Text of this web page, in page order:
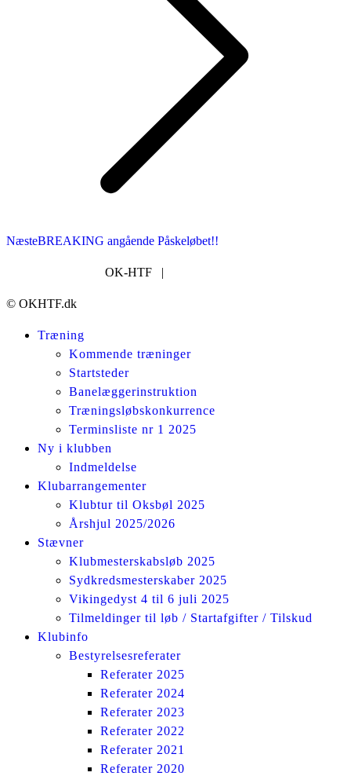
NæsteNæste
BREAKING angående Påskeløbet!!
OK-HTF |
© OKHTF.dk
Træning
Kommende træninger
Startsteder
Banelæggerinstruktion
Træningsløbskonkurrence
Terminsliste nr 1 2025
Ny i klubben
Indmeldelse
Klubarrangementer
Klubtur til Oksbøl 2025
Årshjul 2025/2026
Stævner
Klubmesterskabsløb 2025
Sydkredsmesterskaber 2025
Vikingedyst 4 til 6 juli 2025
Tilmeldinger til løb / Startafgifter / Tilskud
Klubinfo
Bestyrelsesreferater
Referater 2025
Referater 2024
Referater 2023
Referater 2022
Referater 2021
Referater 2020